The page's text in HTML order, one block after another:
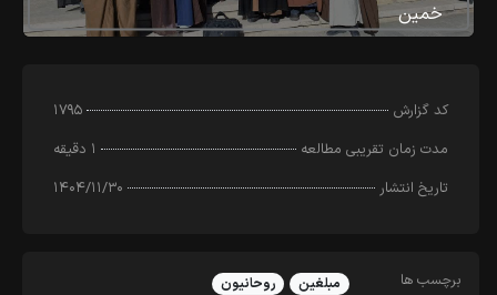
خمین
کد‌ گزارش
۱۷۹۵
مدت زمان تقریبی مطالعه
۱ دقیقه
تاریخ انتشار
۱۴۰۴/۱۱/۳۰
برچسب ها مبلغین روحانیون